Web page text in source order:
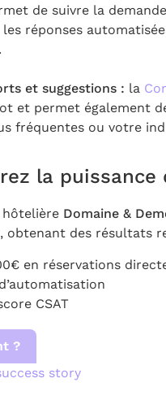
de suivre la
les réponses
et suggestions : la
et permet également
fréquentes ou votre
la
hôtelière Domaine &
obtenant des résultats
en réservations
CSAT
?
story